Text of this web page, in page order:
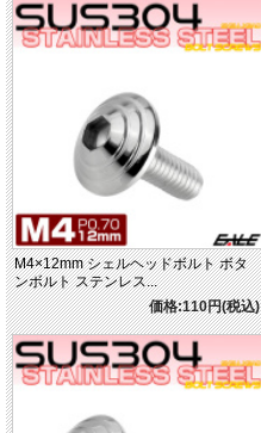
M4×12mm シェルヘッドボルト ボタ
ンボルト ステンレス...
価格:110円(税込)